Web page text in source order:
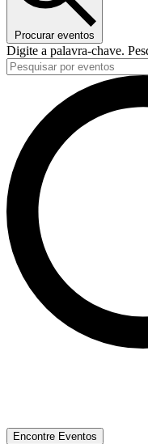
Procurar eventos
Digite a palavra-chave.
Encontre Eventos